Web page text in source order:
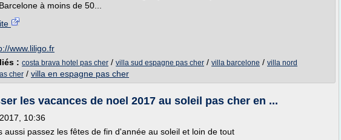
à moins de 50...
www.liligo.fr
: costa brava hotel pas cher / villa sud espagne pas cher / villa barcelone / villa nord
cher / villa en espagne pas cher
les vacances de noel 2017 au soleil pas cher en ...
10:36
aussi passez les fêtes de fin d'année au soleil et loin de tout